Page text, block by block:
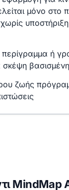
μόνο στο
ή
ζωής
MindMap